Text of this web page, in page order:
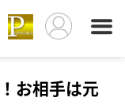
お相手は元